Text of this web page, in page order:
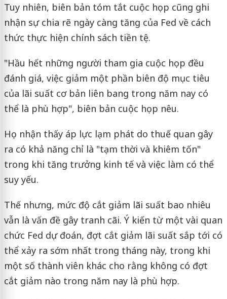
Tuy nhiên, biên bản tóm tắt cuộc họp cũng ghi
nhận sự chia rẽ ngày càng tăng của Fed về cách
thức thực hiện chính sách tiền tệ.
"Hầu hết những người tham gia cuộc họp đều
đánh giá, việc giảm một phần biên độ mục tiêu
của lãi suất cơ bản liên bang trong năm nay có
thể là phù hợp", biên bản cuộc họp nêu.
Họ nhận thấy áp lực lạm phát do thuế quan gây
ra có khả năng chỉ là "tạm thời và khiêm tốn"
trong khi tăng trưởng kinh tế và việc làm có thể
suy yếu.
Thế nhưng, mức độ cắt giảm lãi suất bao nhiêu
vẫn là vấn đề gây tranh cãi. Ý kiến từ một vài quan
chức Fed dự đoán, đợt cắt giảm lãi suất sắp tới có
thể xảy ra sớm nhất trong tháng này, trong khi
một số thành viên khác cho rằng không có đợt
cắt giảm nào trong năm nay là phù hợp.